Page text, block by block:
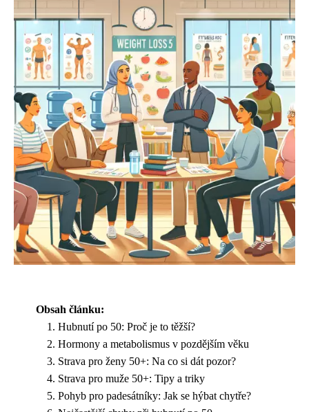
Obsah článku:
Hubnutí po 50: Proč je to těžší?
Hormony a metabolismus v pozdějším věku
Strava pro ženy 50+: Na co si dát pozor?
Strava pro muže 50+: Tipy a triky
Pohyb pro padesátníky: Jak se hýbat chytře?